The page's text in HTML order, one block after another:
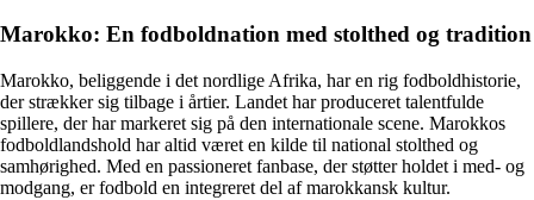
Marokko: En fodboldnation med stolthed og tradition
Marokko, beliggende i det nordlige Afrika, har en rig fodboldhistorie,
der strækker sig tilbage i årtier. Landet har produceret talentfulde
spillere, der har markeret sig på den internationale scene. Marokkos
fodboldlandshold har altid været en kilde til national stolthed og
samhørighed. Med en passioneret fanbase, der støtter holdet i med- og
modgang, er fodbold en integreret del af marokkansk kultur.